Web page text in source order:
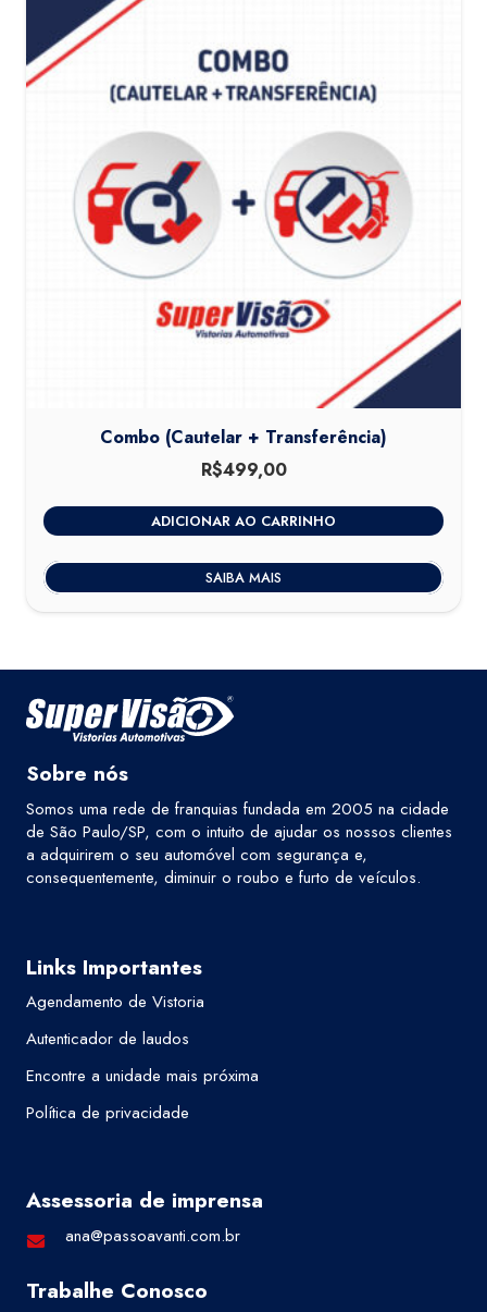
Combo (Cautelar + Transferência)
R$499,00
ADICIONAR AO CARRINHO
SAIBA MAIS
Sobre nós
Somos uma rede de franquias fundada em 2005 na cidade
de São Paulo/SP, com o intuito de ajudar os nossos clientes
a adquirirem o seu automóvel com segurança e,
consequentemente, diminuir o roubo e furto de veículos.
Links Importantes
Agendamento de Vistoria
Autenticador de laudos
Encontre a unidade mais próxima
Política de privacidade
Assessoria de imprensa
ana@passoavanti.com.br
Trabalhe Conosco